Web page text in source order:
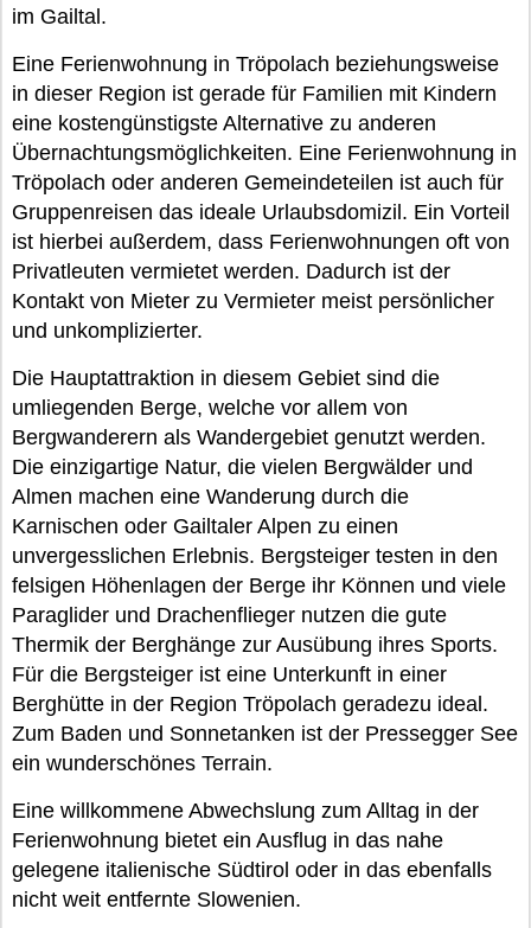
im Gailtal.
Eine Ferienwohnung in Tröpolach beziehungsweise
in dieser Region ist gerade für Familien mit Kindern
eine kostengünstigste Alternative zu anderen
Übernachtungsmöglichkeiten. Eine Ferienwohnung in
Tröpolach oder anderen Gemeindeteilen ist auch für
Gruppenreisen das ideale Urlaubsdomizil. Ein Vorteil
ist hierbei außerdem, dass Ferienwohnungen oft von
Privatleuten vermietet werden. Dadurch ist der
Kontakt von Mieter zu Vermieter meist persönlicher
und unkomplizierter.
Die Hauptattraktion in diesem Gebiet sind die
umliegenden Berge, welche vor allem von
Bergwanderern als Wandergebiet genutzt werden.
Die einzigartige Natur, die vielen Bergwälder und
Almen machen eine Wanderung durch die
Karnischen oder Gailtaler Alpen zu einen
unvergesslichen Erlebnis. Bergsteiger testen in den
felsigen Höhenlagen der Berge ihr Können und viele
Paraglider und Drachenflieger nutzen die gute
Thermik der Berghänge zur Ausübung ihres Sports.
Für die Bergsteiger ist eine Unterkunft in einer
Berghütte in der Region Tröpolach geradezu ideal.
Zum Baden und Sonnetanken ist der Pressegger See
ein wunderschönes Terrain.
Eine willkommene Abwechslung zum Alltag in der
Ferienwohnung bietet ein Ausflug in das nahe
gelegene italienische Südtirol oder in das ebenfalls
nicht weit entfernte Slowenien.